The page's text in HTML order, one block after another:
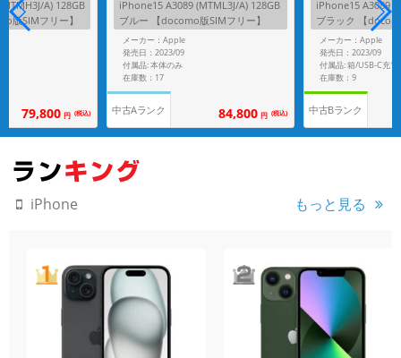
A) 128GB
版SIMフリー】
79,800 円 (税込)
iPhone15 A3089 (MTML3J/A) 128GB
ブルー 【docomo版SIMフリー】
メーカー：Apple
発売日：2023/09
付属品: 本体のみ
在庫数：17
中古Aランク 84,800 円 (税込)
iPhone15 A3089
ブラック 【
メーカー：Apple
発売日：2023/09
在庫数：9
中古Bランク
iPhone もっと見る